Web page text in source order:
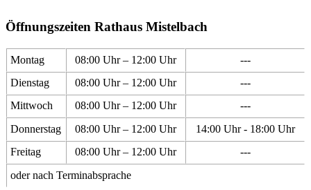
Öffnungszeiten Rathaus Mistelbach
Montag 08:00 Uhr – 12:00 Uhr
---
Dienstag
08:00 Uhr – 12:00 Uhr
---
Mittwoch
08:00 Uhr – 12:00 Uhr
---
Donnerstag
08:00 Uhr – 12:00 Uhr
14:00 Uhr - 18:00 Uhr
Freitag
08:00 Uhr – 12:00 Uhr
---
oder nach Terminabsprache